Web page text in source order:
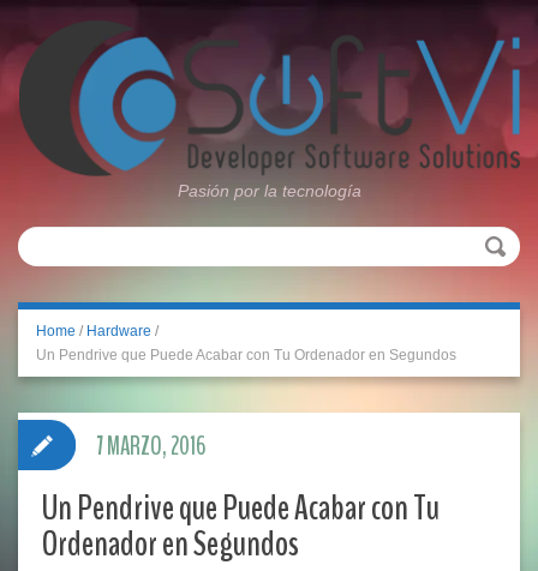
Pasión por la tecnología
Home / Hardware /
Un Pendrive que Puede Acabar con Tu Ordenador en Segundos
Un Pendrive que Puede Acabar con Tu
Ordenador en Segundos
7 MARZO, 2016